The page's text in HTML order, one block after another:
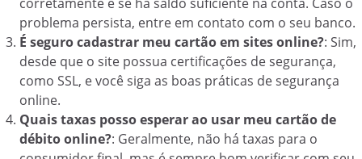
problema persista, entre em contato com o seu banco.
É seguro cadastrar meu cartão em sites online?: Sim,
desde que o site possua certificações de segurança,
como SSL, e você siga as boas práticas de segurança
online.
Quais taxas posso esperar ao usar meu cartão de
débito online?: Geralmente, não há taxas para o